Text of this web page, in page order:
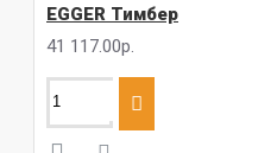
EGGER Тимбер
41 117.00р.